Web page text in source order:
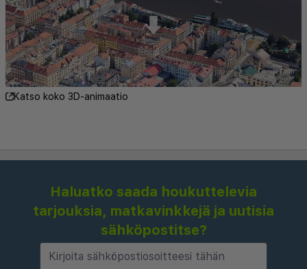
tarjoillaan hotellin valoisassa ruokailutilassa, jossa
on monia tuoreita vaihtoehtoja jokaiseen makuun.
Ystävällinen vastaanottovirkailijamme on
käytettävissä ympäri vuorokauden auttamaan
paikallisissa suosituksissa, retkivarauksissa ja
Hotel Augustus et Otto sijaitsee ihanteellisesti
vanhastakaupungista, Kaarlen sillasta ja vilkkaista
ostos- ja ravintola-alueista. Olitpa sitten
matkustamassa nähtävyyksien vuoksi tai
liiketoimintaa varten, arvostat hotellin rauhallista
Katso koko 3D-animaatio
Haluatko saada houkuttelevia
tarjouksia, matkavinkkejä ja uutisia
sähköpostitse?